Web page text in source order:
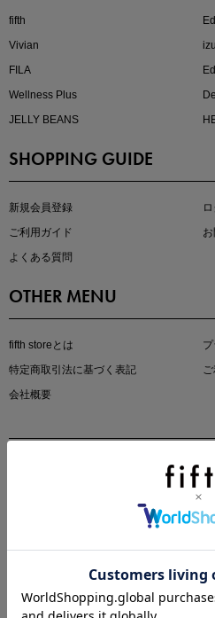
真夏のオフィスカジュアル
夏の即戦力ワンピ
fifth
Vivian
FILA
Wellness Plus
JELLY BEANS
SHOPPING GUIDE
新規会員登録
ご利用ガイド
よくある質問
OTHER MENU
fifth storeとは
特定商取引法に基づく表記
会社概要